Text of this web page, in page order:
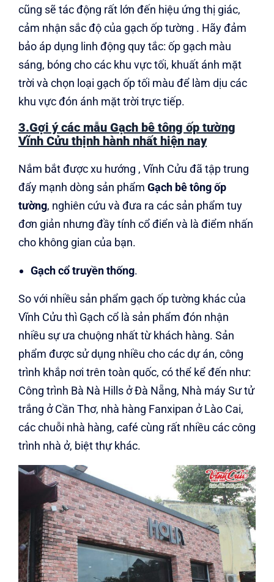
cũng sẽ tác động rất lớn đến hiệu ứng thị giác,
cảm nhận sắc độ của gạch ốp tường . Hãy đảm
bảo áp dụng linh động quy tắc: ốp gạch màu
sáng, bóng cho các khu vực tối, khuất ánh mặt
trời và chọn loại gạch ốp tối màu để làm dịu các
khu vực đón ánh mặt trời trực tiếp.
3.Gợi ý các mẫu Gạch bê tông ốp tường
Vĩnh Cửu thịnh hành nhất hiện nay
Nắm bắt được xu hướng , Vĩnh Cửu đã tập trung
đẩy mạnh dòng sản phẩm Gạch bê tông ốp
tường, nghiên cứu và đưa ra các sản phẩm tuy
đơn giản nhưng đầy tính cổ điển và là điểm nhấn
cho không gian của bạn.
Gạch cổ truyền thống.
So với nhiều sản phẩm gạch ốp tường khác của
Vĩnh Cửu thì Gạch cổ là sản phẩm đón nhận
nhiều sự ưa chuộng nhất từ khách hàng. Sản
phẩm được sử dụng nhiều cho các dự án, công
trình khắp nơi trên toàn quốc, có thể kể đến như:
Công trình Bà Nà Hills ở Đà Nẵng, Nhà máy Sư tử
trắng ở Cần Thơ, nhà hàng Fanxipan ở Lào Cai,
các chuỗi nhà hàng, café cùng rất nhiều các công
trình nhà ở, biệt thự khác.